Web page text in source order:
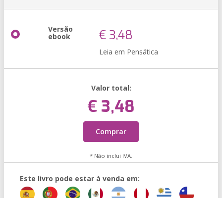
Versão
ebook € 3,48
Leia em Pensática
Valor total:
€ 3,48
Comprar
* Não inclui IVA.
Este livro pode estar à venda em: